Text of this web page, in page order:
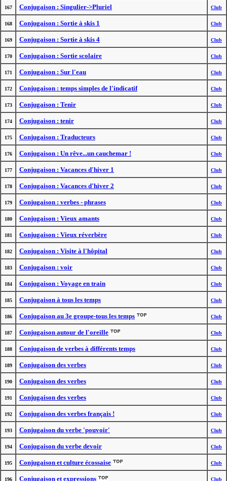
167 Conjugaison : Singulier->Pluriel Club
168 Conjugaison : Sortie à skis 1 Club
169 Conjugaison : Sortie à skis 4 Club
170 Conjugaison : Sortie scolaire Club
171 Conjugaison : Sur l'eau Club
172 Conjugaison : temps simples de l'indicatif Club
173 Conjugaison : Tenir Club
174 Conjugaison : tenir Club
175 Conjugaison : Traducteurs Club
176 Conjugaison : Un rêve...un cauchemar ! Club
177 Conjugaison : Vacances d'hiver 1 Club
178 Conjugaison : Vacances d'hiver 2 Club
179 Conjugaison : verbes - phrases Club
180 Conjugaison : Vieux amants Club
181 Conjugaison : Vieux réverbère Club
182 Conjugaison : Visite à l'hôpital Club
183 Conjugaison : voir Club
184 Conjugaison : Voyage en train Club
185 Conjugaison à tous les temps Club
186 Conjugaison au 3e groupe-tous les temps Club
187 Conjugaison autour de l'oreille Club
188 Conjugaison de verbes à différents temps Club
189 Conjugaison des verbes Club
190 Conjugaison des verbes Club
191 Conjugaison des verbes Club
192 Conjugaison des verbes français ! Club
193 Conjugaison du verbe 'pouvoir' Club
194 Conjugaison du verbe devoir Club
195 Conjugaison et culture écossaise Club
196 Conjugaison et expressions Club